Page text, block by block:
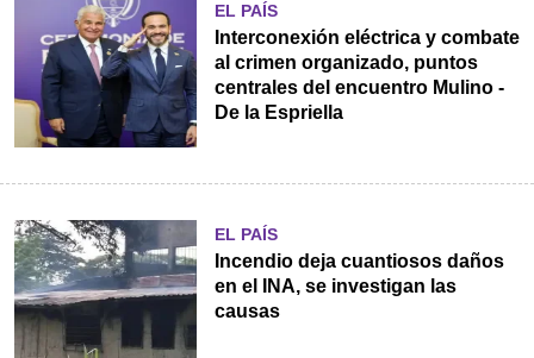
EL PAÍS
Interconexión eléctrica y combate
al crimen organizado, puntos
centrales del encuentro Mulino -
De la Espriella
EL PAÍS
Incendio deja cuantiosos daños
en el INA, se investigan las
causas